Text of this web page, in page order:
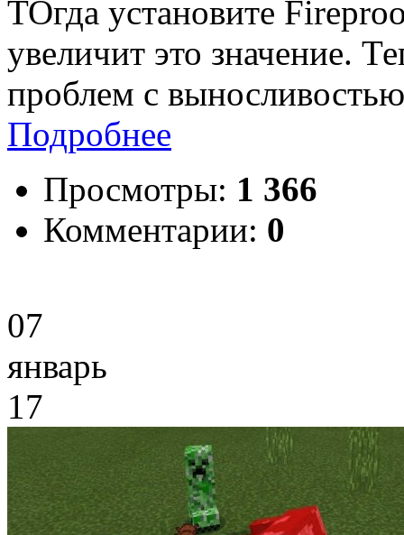
ТОгда установите
увеличит это значение.
проблем с
Подробнее
Просмотры: 1 366
Комментарии: 0
07
январь
17